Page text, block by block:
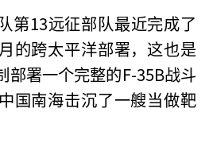
第13远征部队最近完成了
的跨太平洋部署，这也是
部署一个完整的F-35B战斗
国南海击沉了一艘当做靶